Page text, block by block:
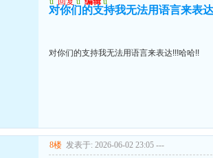
对你们的支持我无法用语言来表
对你们的支持我无法用语言来表达!!!哈哈!!
8楼 发表于: 2026-06-02 23:05 ---